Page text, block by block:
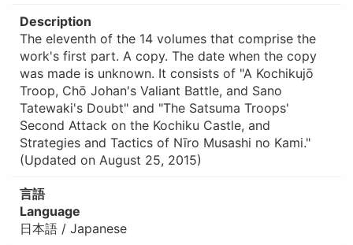
Description
The eleventh of the 14 volumes that comprise the
work's first part. A copy. The date when the copy
was made is unknown. It consists of "A Kochikujō
Troop, Chō Johan's Valiant Battle, and Sano
Tatewaki's Doubt" and "The Satsuma Troops'
Second Attack on the Kochiku Castle, and
Strategies and Tactics of Nīro Musashi no Kami."
(Updated on August 25, 2015)
言語
Language
日本語 / Japanese